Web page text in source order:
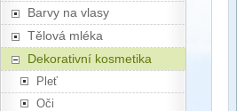
Barvy na vlasy
Tělová mléka
Dekorativní kosmetika
Pleť
Oči